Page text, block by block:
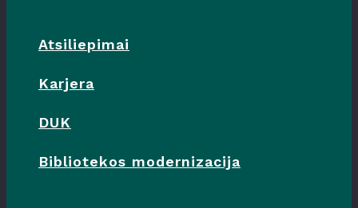
Atsiliepimai
Karjera
DUK
Bibliotekos modernizacija